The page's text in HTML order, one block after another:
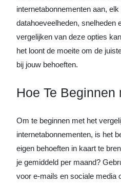
internetabonnementen aan,
datahoeveelheden, snelheden
vergelijken van deze opties
het loont de moeite om de
bij jouw behoeften.
Hoe Te
Om te beginnen met het
internetabonnementen, is het
eigen behoeften in kaart te
je gemiddeld per maand?
voor e-mails en sociale media